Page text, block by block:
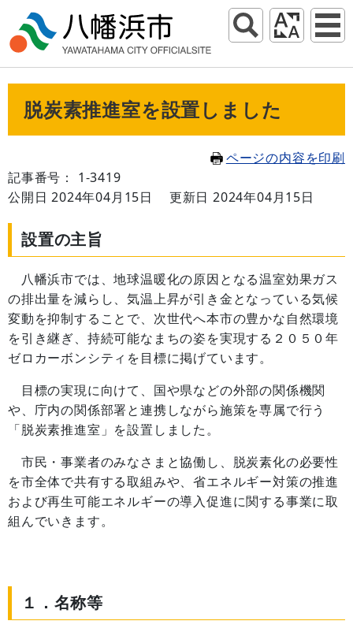
脱炭素推進室を設置しました
ページの内容を印刷
記事番号： 1-3419
公開日 2024年04月15日
更新日 2024年04月15日
設置の主旨
八幡浜市では、地球温暖化の原因となる温室効果ガス
の排出量を減らし、気温上昇が引き金となっている気候
変動を抑制することで、次世代へ本市の豊かな自然環境
を引き継ぎ、持続可能なまちの姿を実現する２０５０年
ゼロカーボンシティを目標に掲げています。
目標の実現に向けて、国や県などの外部の関係機関
や、庁内の関係部署と連携しながら施策を専属で行う
「脱炭素推進室」を設置しました。
市民・事業者のみなさまと協働し、脱炭素化の必要性
を市全体で共有する取組みや、省エネルギー対策の推進
および再生可能エネルギーの導入促進に関する事業に取
組んでいきます。
１．名称等